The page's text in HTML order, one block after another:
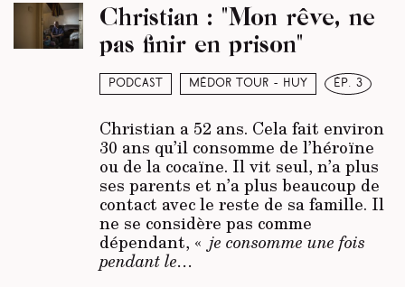
Podcast Médor Tour - Huy ép. 3
Christian : "Mon rêve, ne
pas finir en prison"
Christian a 52 ans. Cela fait environ
30 ans qu’il consomme de l’héroïne
ou de la cocaïne. Il vit seul, n’a plus
ses parents et n’a plus beaucoup de
contact avec le reste de sa famille. Il
ne se considère pas comme
dépendant, « je consomme une fois
pendant le…